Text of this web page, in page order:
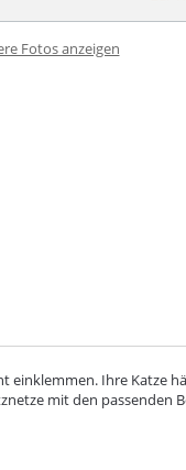
Fotos anzeigen
einklemmen. Ihre Katze
mit den passenden